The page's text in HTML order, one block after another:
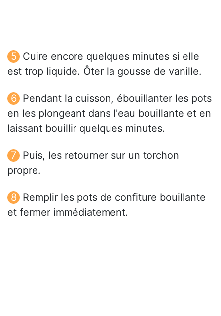
Cuire encore quelques minutes si elle
est trop liquide. Ôter la gousse de vanille.
Pendant la cuisson, ébouillanter les pots
en les plongeant dans l'eau bouillante et en
laissant bouillir quelques minutes.
Puis, les retourner sur un torchon
propre.
Remplir les pots de confiture bouillante
et fermer immédiatement.